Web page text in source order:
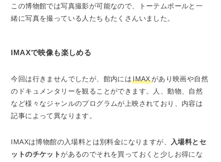
この博物館では写真撮影が可能なので、トーテムポールと一
緒に写真を撮っている人たちもたくさんいました。
IMAXで映像も楽しめる
今回は行きませんでしたが、館内にはIMAXがあり映画や自然
のドキュメンタリーを観ることができます。人、動物、自然
など様々なジャンルのプログラムが上映されており、内容は
記事によって異なります。
IMAXは博物館の入場料とは別料金になりますが、
入場料とセ
ットのチケットがあるのでそれを買っておくと少しお得にな